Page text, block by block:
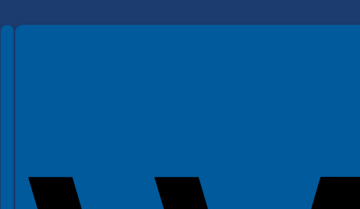
Spełniamy standardy WCAG 2.2
Spełniamy standardy W3C